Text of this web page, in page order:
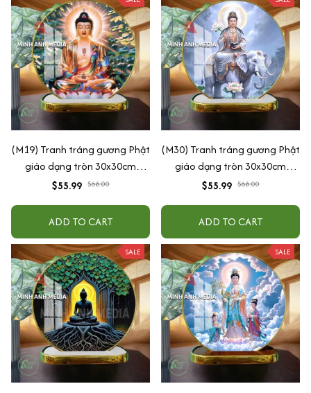
(M19) Tranh tráng gương Phật
giáo dạng tròn 30x30cm
(Tặng đế để bàn)
$55.99 $68.00
ADD TO CART
(M30) Tranh tráng gương Phật
giáo dạng tròn 30x30cm
(Tặng đế để bàn)
$55.99 $68.00
ADD TO CART
SALE SALE